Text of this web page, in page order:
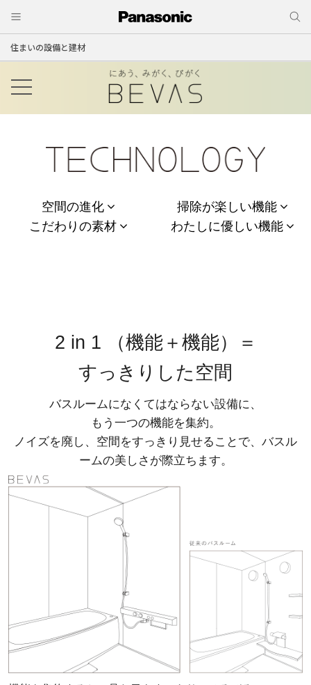
住まいの設備と建材
空間の進化
こだわりの素材
掃除が楽しい機能
わたしに優しい機能
2 in 1 （機能＋機能）＝
すっきりした空間
バスルームになくてはならない設備に、
もう一つの機能を集約。
ノイズを廃し、空間をすっきり見せることで、バスル
ームの美しさが際立ちます。